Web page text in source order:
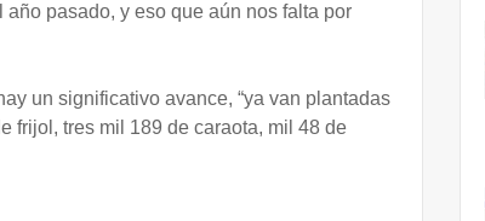
pasado, y eso que aún nos falta por
un significativo avance, “ya van plantadas
frijol, tres mil 189 de caraota, mil 48 de